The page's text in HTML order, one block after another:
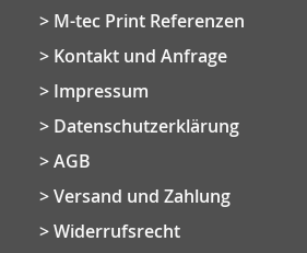
M-tec Print Referenzen
Kontakt und Anfrage
Impressum
Datenschutzerklärung
AGB
Versand und Zahlung
Widerrufsrecht